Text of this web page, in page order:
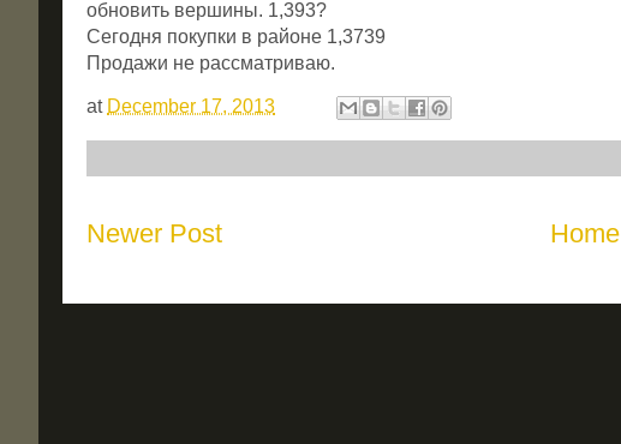
обновить вершины. 1,393?
Сегодня покупки в районе 1,3739
Продажи не рассматриваю.
at December 17, 2013
Newer Post Home